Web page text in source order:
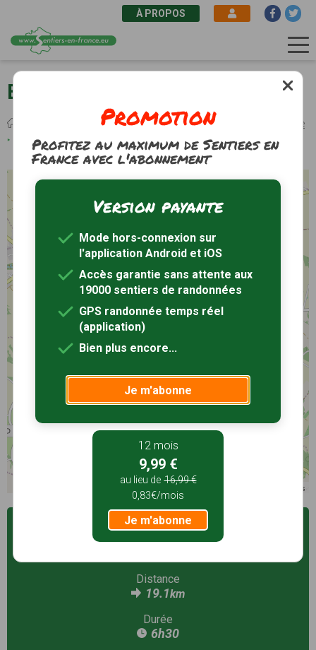
au
contenu
À PROPOS
Boisse (24) - Boucle de Boisse
Fil
d'Ariane
Sentiers de randonnée Nouvelle-Aquitaine
Boisse
Randonnée Boucle de Boisse
contributors
Distance
19.1km
Durée
6h30
Promotion
Profitez au maximum de Sentiers en
France avec l'abonnement
Version payante
Mode hors-connexion sur
l'application Android et iOS
Accès garantie sans attente aux
19000 sentiers de randonnées
GPS randonnée temps réel
(application)
Bien plus encore...
Je m'abonne
12 mois
9,99 €
au lieu de 16,99 €
0,83€/mois
Je m'abonne